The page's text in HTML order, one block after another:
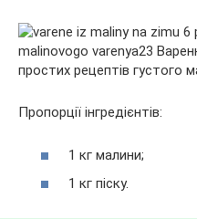
Пропорції інгредієнтів:
1 кг малини;
1 кг піску.